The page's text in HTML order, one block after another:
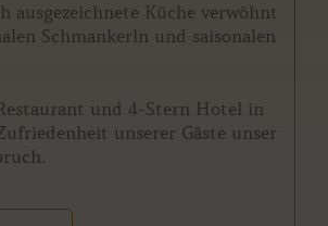
ausgezeichnete Küche verwöhnt
Schmankerln und saisonalen
und 4-Stern Hotel in
unserer Gäste unser